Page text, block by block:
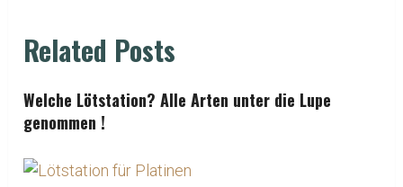
Related Posts
Welche Lötstation? Alle Arten unter die Lupe
genommen !